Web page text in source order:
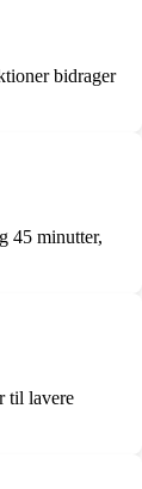
bidrager
45 minutter,
til lavere